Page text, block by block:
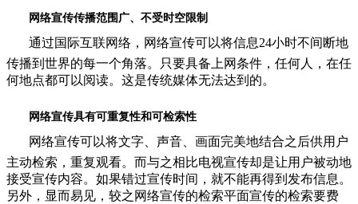
网络宣传传播范围广、不受时空限制
通过国际互联网络，网络宣传可以将信息24小时不间断地
传播到世界的每一个角落。只要具备上网条件，任何人，在任
何地点都可以阅读。这是传统媒体无法达到的。
网络宣传具有可重复性和可检索性
网络宣传可以将文字、声音、画面完美地结合之后供用户
主动检索，重复观看。而与之相比电视宣传却是让用户被动地
接受宣传内容。如果错过宣传时间，就不能再得到发布信息。
另外，显而易见，较之网络宣传的检索平面宣传的检索要费